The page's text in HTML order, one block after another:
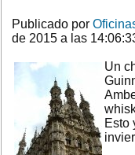
Publicado por
de 2015 a las
Un
Esto